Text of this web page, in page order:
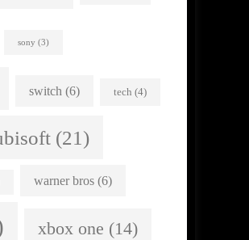
sony (3)
switch (6) tech (4)
(21)
warner bros(6)
xbox one (14)